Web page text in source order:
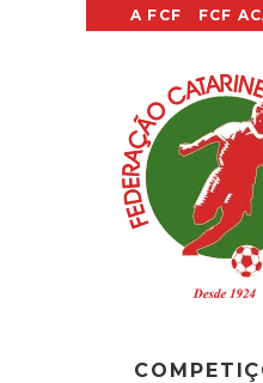
A FCF FCF